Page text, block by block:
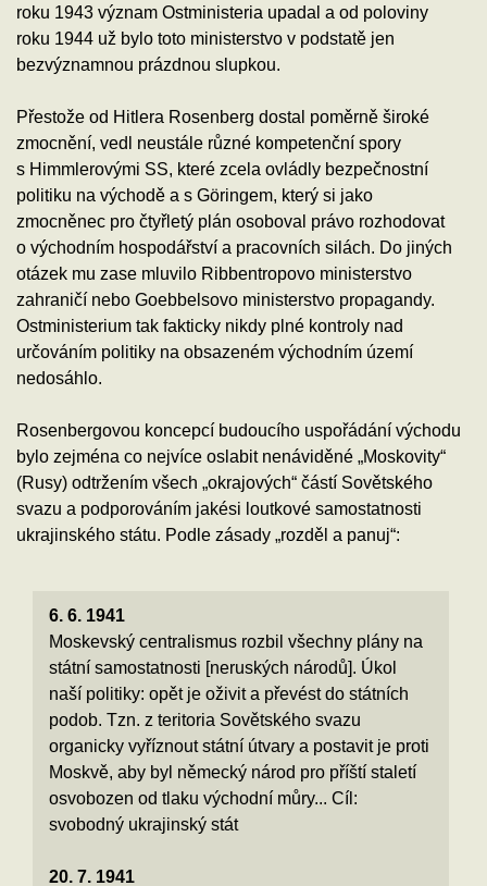
roku 1943 význam Ostministeria upadal a od poloviny
roku 1944 už bylo toto ministerstvo v podstatě jen
bezvýznamnou prázdnou slupkou.
Přestože od Hitlera Rosenberg dostal poměrně široké
zmocnění, vedl neustále různé kompetenční spory
s Himmlerovými SS, které zcela ovládly bezpečnostní
politiku na východě a s Göringem, který si jako
zmocněnec pro čtyřletý plán osoboval právo rozhodovat
o východním hospodářství a pracovních silách. Do jiných
otázek mu zase mluvilo Ribbentropovo ministerstvo
zahraničí nebo Goebbelsovo ministerstvo propagandy.
Ostministerium tak fakticky nikdy plné kontroly nad
určováním politiky na obsazeném východním území
nedosáhlo.
Rosenbergovou koncepcí budoucího uspořádání východu
bylo zejména co nejvíce oslabit nenáviděné „Moskovity“
(Rusy) odtržením všech „okrajových“ částí Sovětského
svazu a podporováním jakési loutkové samostatnosti
ukrajinského státu. Podle zásady „rozděl a panuj“:
6. 6. 1941
Moskevský centralismus rozbil všechny plány na
státní samostatnosti [neruských národů]. Úkol
naší politiky: opět je oživit a převést do státních
podob. Tzn. z teritoria Sovětského svazu
organicky vyříznout státní útvary a postavit je proti
Moskvě, aby byl německý národ pro příští staletí
osvobozen od tlaku východní můry... Cíl:
svobodný ukrajinský stát
20. 7. 1941